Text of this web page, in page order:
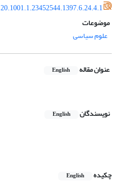
20.1001.1.23452544.1397.6.24.4.1
موضوعات
علوم سیاسی
عنوان مقاله English
نویسندگان English
چکیده
English